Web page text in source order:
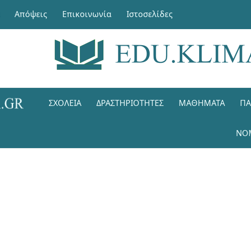
Απόψεις Επικοινωνία Ιστοσελίδες
ΣΧΟΛΕΊΑ ΔΡΑΣΤΗΡΙΌΤΗΤΕΣ ΜΑΘΉΜΑΤΑ